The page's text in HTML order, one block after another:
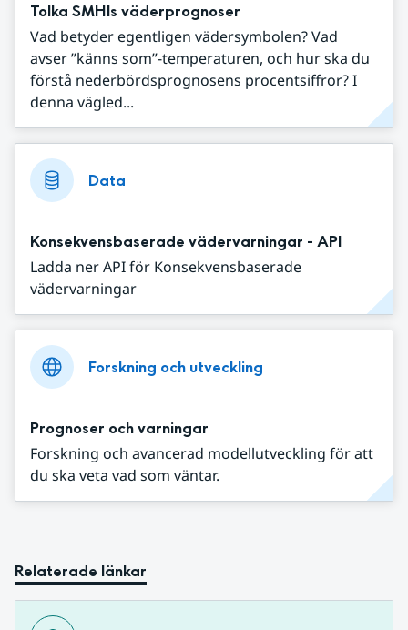
Tolka SMHIs väderprognoser
Vad betyder egentligen vädersymbolen? Vad
avser ”känns som”-temperaturen, och hur ska du
förstå nederbördsprognosens procentsiffror? I
denna vägled...
Data
Konsekvensbaserade vädervarningar - API
Ladda ner API för Konsekvensbaserade
vädervarningar
Forskning och utveckling
Prognoser och varningar
Forskning och avancerad modellutveckling för att
du ska veta vad som väntar.
Relaterade länkar